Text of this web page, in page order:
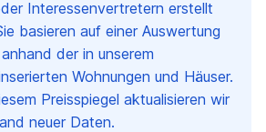
Interessenvertretern erstellt
basieren auf einer Auswertung
der in unserem
Wohnungen und Häuser.
Preisspiegel aktualisieren wir
neuer Daten.